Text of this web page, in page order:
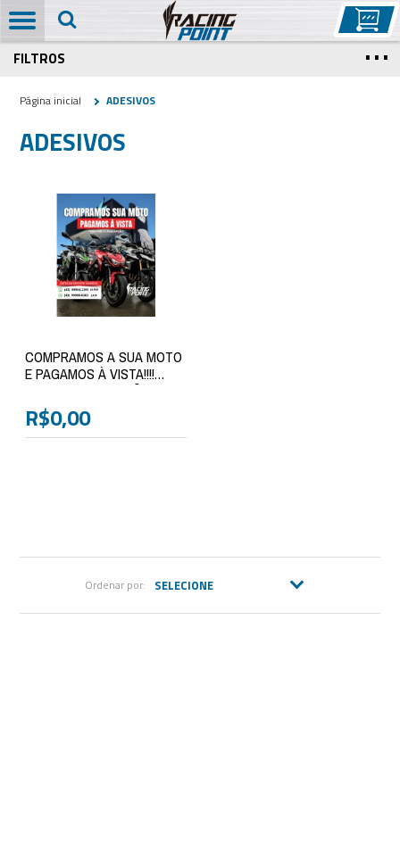
Página inicial ADESIVOS
FILTROS
ADESIVOS
COMPRAMOS A SUA MOTO
E PAGAMOS À VISTA!!!!
(SUJEITO A AVALIÇÃO)
R$0,00
Ordenar por: